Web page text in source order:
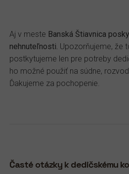
Aj v meste Banská Štiavnica
nehnuteľnosti. Upozorňujeme, že
postkytujeme len pre potreby
ho možné použiť na súdne,
Ďakujeme za pochopenie.
Časté otázky k dedičskému